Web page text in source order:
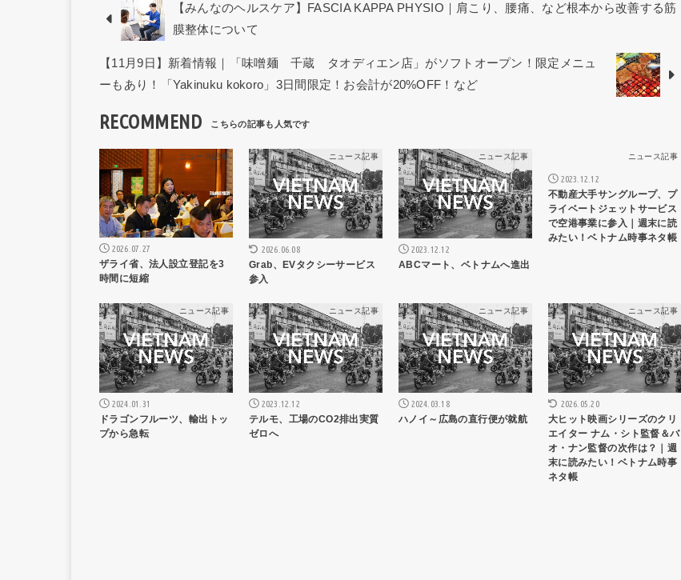
【みんなのヘルスケア】FASCIA KAPPA PHYSIO｜肩こり、腰痛、など根本から改善する筋
膜整体について
【11月9日】新着情報｜「味噌麺 千蔵 タオディエン店」がソフトオープン！限定メニュ
ーもあり！「Yakinuku kokoro」3日間限定！お会計が20%OFF！など
RECOMMEND
ニュース記事
2026.07.27
ザライ省、法人設立登記を3
時間に短縮
ニュース記事
2026.06.08
Grab、EVタクシーサービス
参入
ニュース記事
2023.12.12
ABCマート、ベトナムへ進出
ニュース記事
2023.12.12
不動産大手サングループ、プ
ライベートジェットサービス
で空港事業に参入｜週末に読
みたい！ベトナム時事ネタ帳
ニュース記事
2024.01.31
ドラゴンフルーツ、輸出トッ
プから急転
ニュース記事
2023.12.12
テルモ、工場のCO2排出実質
ゼロへ
ニュース記事
2024.03.18
ハノイ～広島の直行便が就航
ニュース記事
2026.05.20
大ヒット映画シリーズのクリ
エイター ナム・シト監督＆バ
オ・ナン監督の次作は？｜週
末に読みたい！ベトナム時事
ネタ帳